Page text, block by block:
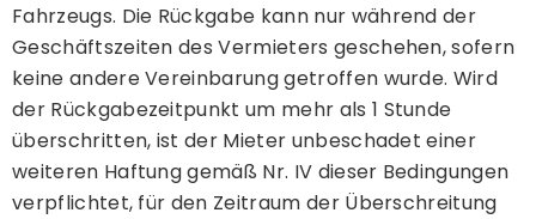
Fahrzeugs. Die Rückgabe kann nur während der
Geschäftszeiten des Vermieters geschehen, sofern
keine andere Vereinbarung getroffen wurde. Wird
der Rückgabezeitpunkt um mehr als 1 Stunde
überschritten, ist der Mieter unbeschadet einer
weiteren Haftung gemäß Nr. IV dieser Bedingungen
verpflichtet, für den Zeitraum der Überschreitung